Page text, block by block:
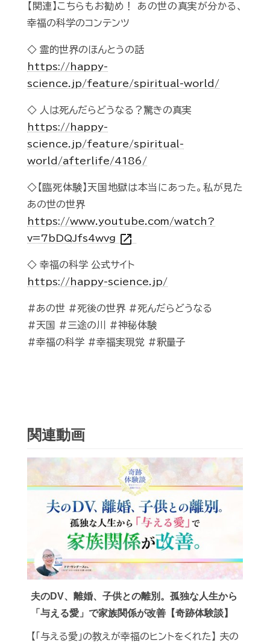
【関連】こちらもお勧め！ あの世の真実が分かる、
幸福の科学のコンテンツ
◇ 霊的世界のほんとうの話
https://happy-
science.jp/feature/spiritual-world/
◇ 人は死んだらどうなる？驚きの真実
https://happy-
science.jp/feature/spiritual-
world/afterlife/4186/
◇【臨死体験】天国地獄は本当にあった。私が見た
あの世の世界
https://www.youtube.com/watch?
v=7bDQJfs4wvg open_in_new
◇ 幸福の科学 公式サイト
https://happy-science.jp/
#あの世 #死後の世界 #死んだらどうなる
#天国 #三途の川 #神秘体験
#幸福の科学 #幸福実現党 #釈量子
関連動画
夫のDV、離婚、子供との離別。孤独な人生から
「与える愛」で家族関係が改善【奇跡体験談】
【「与える愛」の教えが幸福のヒントをくれた】 夫の